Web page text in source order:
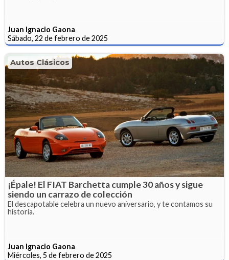
Juan Ignacio Gaona
Sábado, 22 de febrero de 2025
Autos Clásicos
¡Épale! El FIAT Barchetta cumple 30 años y sigue
siendo un carrazo de colección
El descapotable celebra un nuevo aniversario, y te contamos su
historia.
Juan Ignacio Gaona
Miércoles, 5 de febrero de 2025